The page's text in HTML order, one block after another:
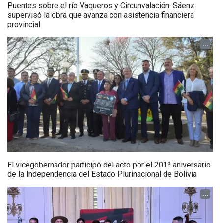
Puentes sobre el río Vaqueros y Circunvalación: Sáenz
supervisó la obra que avanza con asistencia financiera
provincial
...
El vicegobernador participó del acto por el 201º aniversario
de la Independencia del Estado Plurinacional de Bolivia
...